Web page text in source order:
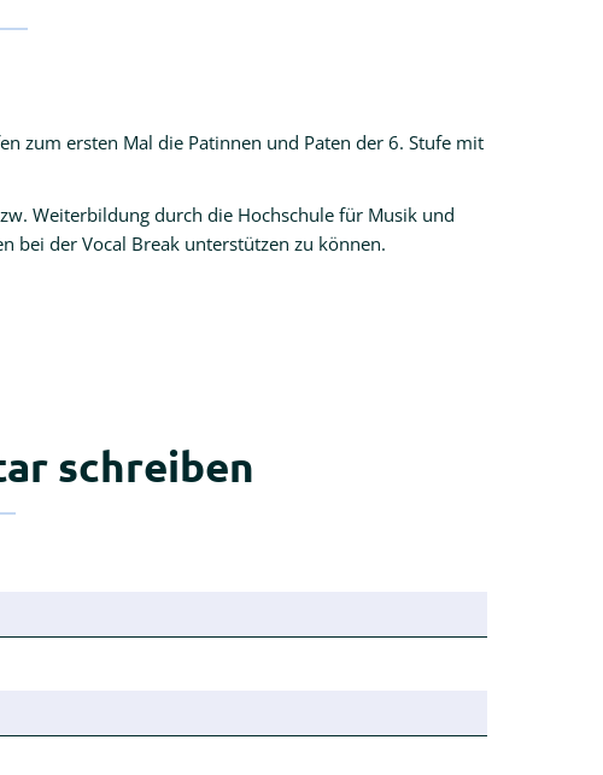
zum ersten Mal die Patinnen und Paten der 6. Stufe mit
Weiterbildung durch die Hochschule für Musik und
bei der Vocal Break unterstützen zu können.
schreiben